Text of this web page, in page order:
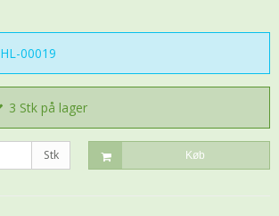
HL-00019
3 Stk på lager
Stk Køb